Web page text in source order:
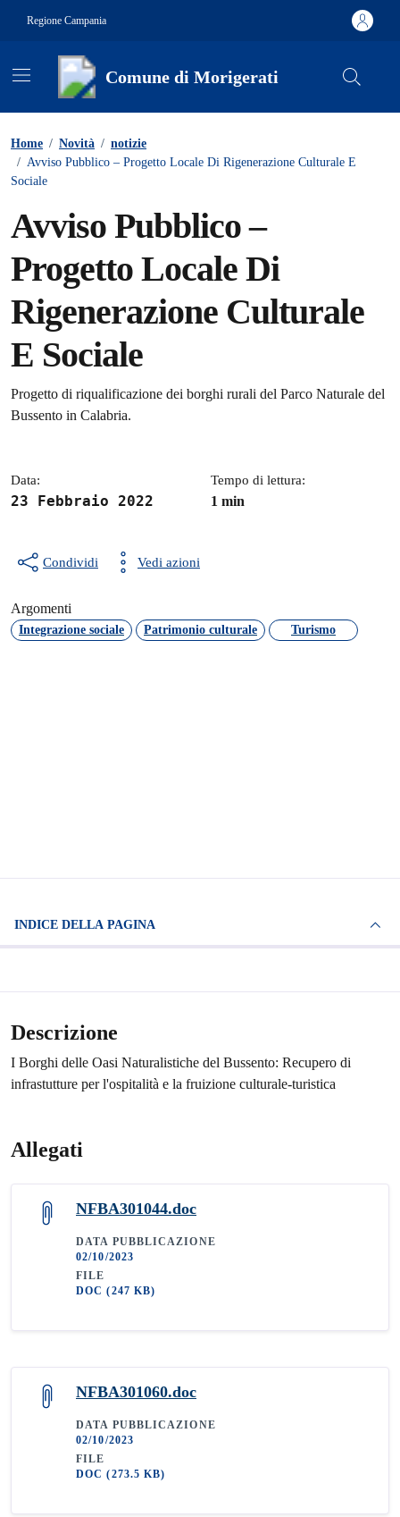
Regione Campania
Comune di Morigerati
Home / Novità / notizie
/ Avviso Pubblico – Progetto Locale Di Rigenerazione Culturale E
Sociale
Avviso Pubblico –
Progetto Locale Di
Rigenerazione Culturale
E Sociale
Dettagli della notizia
Progetto di riqualificazione dei borghi rurali del Parco Naturale del
Bussento in Calabria.
Data:
23 Febbraio 2022
Tempo di lettura:
1 min
Condividi Vedi azioni
Argomenti
Integrazione sociale Patrimonio culturale Turismo
INDICE DELLA PAGINA
Descrizione
I Borghi delle Oasi Naturalistiche del Bussento: Recupero di
infrastutture per l'ospitalità e la fruizione culturale-turistica
Allegati
NFBA301044.doc
DATA PUBBLICAZIONE
02/10/2023
FILE
DOC(247 KB)
NFBA301060.doc
DATA PUBBLICAZIONE
02/10/2023
FILE
DOC(273.5 KB)